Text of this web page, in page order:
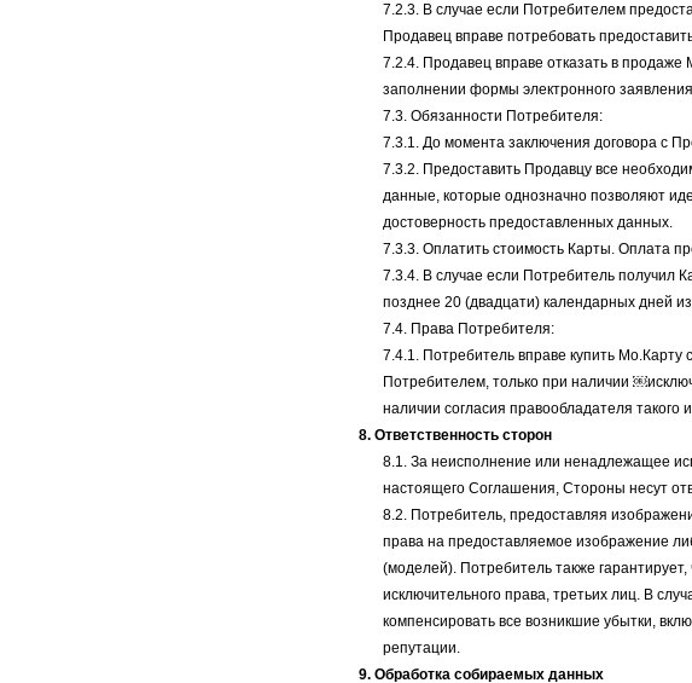
7.2.3. В случае если Потребителем
Продавец вправе потребовать
7.2.4. Продавец вправе отказать в
заполнении формы электронного
7.3. Обязанности Потребителя:
7.3.1. До момента заключения договора с
7.3.2. Предоставить Продавцу все
данные, которые однозначно позволяют
достоверность предоставленных данных.
7.3.3. Оплатить стоимость Карты. Оплата
7.3.4. В случае если Потребитель получил
позднее 20 (двадцати) календарных дней
7.4. Права Потребителя:
7.4.1. Потребитель вправе купить
Потребителем, только при наличии
наличии согласия правообладателя
8. Ответственность сторон
8.1. За неисполнение или ненадлежащее
настоящего Соглашения, Стороны несут
8.2. Потребитель, предоставляя
права на предоставляемое изображение
(моделей). Потребитель также
исключительного права, третьих лиц. В
компенсировать все возникшие убытки,
репутации.
9. Обработка собираемых данных